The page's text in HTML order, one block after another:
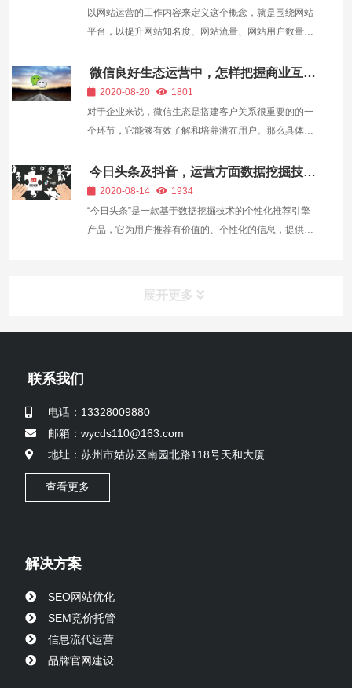
以网站运营的工作内容来定义这个概念，就是围绕网站
平台，以提升网站知名度、网站流量、网站用户数量为
目标而进行的一系列工作。 内容也都是以网站平台为基
础进行的，包括内容输出、活动策划、内容合作和流量
数据分析，主要目的还是提升网站流...
微信良好生态运营中，怎样把握商业互动
机遇？—
2020-08-20
1801
对于企业来说，微信生态是搭建客户关系很重要的的一
个环节，它能够有效了解和培养潜在用户。那么具体怎
么做呢？ 每一条路，都在创造各种各样的链接，推动经
济的发展，促进文明的繁荣。 微信在某种意义上，已经
成为人与人联系的必经之‘路...
今日头条及抖音，运营方面数据挖掘技术
分析—
2020-08-14
1934
“今日头条”是一款基于数据挖掘技术的个性化推荐引擎
产品，它为用户推荐有价值的、个性化的信息，提供连
接人与信息的新型服务，是国内移动互联网领域成长最
展开更多
联系我们
电话：13328009880
邮箱：wycds110@163.com
地址：苏州市姑苏区南园北路118号天和大厦
查看更多
解决方案
SEO网站优化
SEM竞价托管
信息流代运营
品牌官网建设